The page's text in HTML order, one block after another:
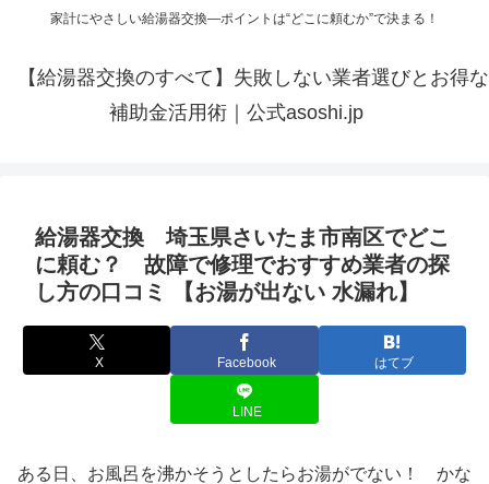
家計にやさしい給湯器交換—ポイントは“どこに頼むか”で決まる！
【給湯器交換のすべて】失敗しない業者選びとお得な
補助金活用術｜公式asoshi.jp
給湯器交換 埼玉県さいたま市南区でどこ
に頼む？ 故障で修理でおすすめ業者の探
し方の口コミ 【お湯が出ない 水漏れ】
X Facebook はてブ
LINE
ある日、お風呂を沸かそうとしたらお湯がでない！ かな